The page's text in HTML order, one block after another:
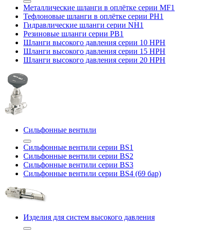
Металлические шланги в оплётке серии MF1
Тефлоновые шланги в оплётке серии PH1
Гидравлические шланги серии NH1
Резиновые шланги серии PB1
Шланги высокого давления серии 10 HPH
Шланги высокого давления серии 15 HPH
Шланги высокого давления серии 20 HPH
Сильфонные вентили
Сильфонные вентили серии BS1
Сильфонные вентили серии BS2
Сильфонные вентили серии BS3
Сильфонные вентили серии BS4 (69 бар)
Изделия для систем высокого давления